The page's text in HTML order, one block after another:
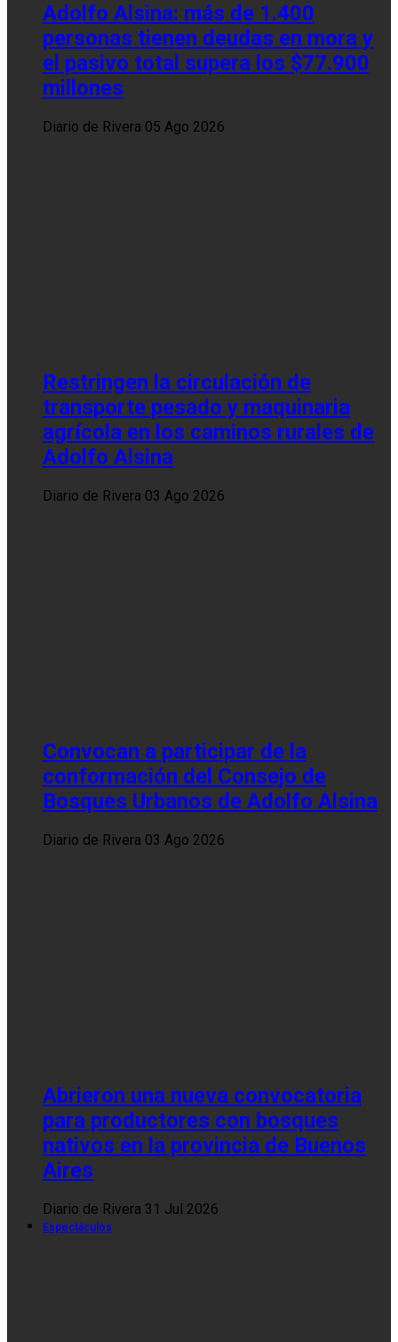
Adolfo Alsina: más de 1.400
personas tienen deudas en mora y
el pasivo total supera los $77.900
millones
Diario de Rivera 05 Ago 2026
Restringen la circulación de
transporte pesado y maquinaria
agrícola en los caminos rurales de
Adolfo Alsina
Diario de Rivera 03 Ago 2026
Convocan a participar de la
conformación del Consejo de
Bosques Urbanos de Adolfo Alsina
Diario de Rivera 03 Ago 2026
Abrieron una nueva convocatoria
para productores con bosques
nativos en la provincia de Buenos
Aires
Diario de Rivera 31 Jul 2026
Espectáculos